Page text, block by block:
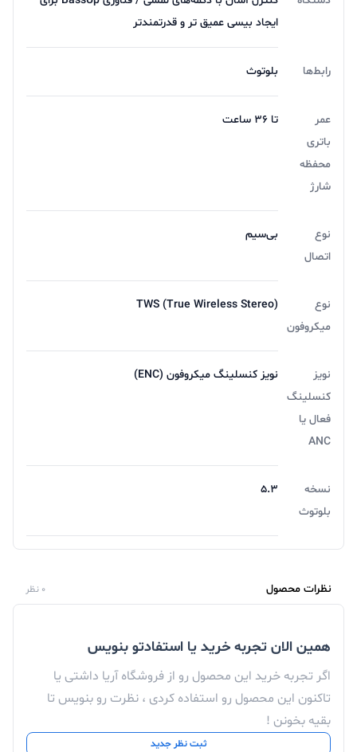
ایجاد بیسی عمیق تر و قدرتمندتر
رابط‌ها بلوتوث
عمر
باتری
محفظه
شارژ
تا ۳۶ ساعت
نوع
اتصال
بی‌سیم
نوع
میکروفون
TWS (True Wireless Stereo)
نویز
کنسلینگ
فعال یا
ANC
نویز کنسلینگ میکروفون (ENC)
نسخه
بلوتوث
۵.۳
نظرات محصول 0 نظر
همین الان تجربه خرید یا استفادتو بنویس
اگر تجربه خرید این محصول رو از فروشگاه آریا داشتی یا
تاکنون این محصول رو استفاده کردی ، نظرت رو بنویس تا
بقیه بخونن !
ثبت نظر جدید